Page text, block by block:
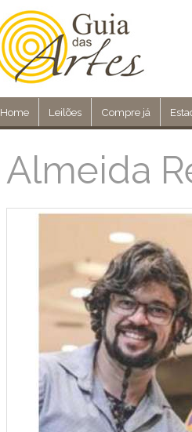
Home Leilões Compre já
Almeida